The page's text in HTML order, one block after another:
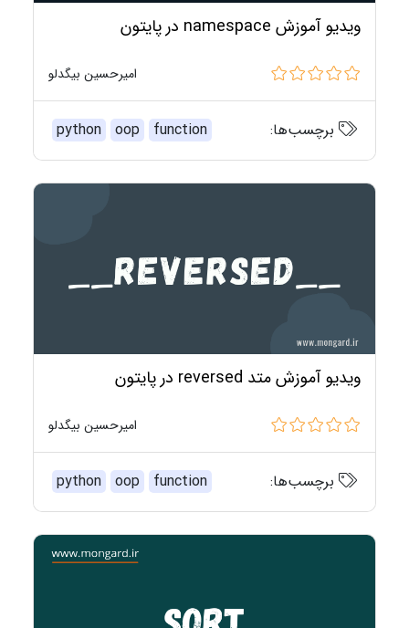
ویدیو آموزش namespace در پایتون
امیرحسین بیگدلو
برچسب‌ها: python oop function
ویدیو آموزش متد reversed در پایتون
امیرحسین بیگدلو
برچسب‌ها: python oop function